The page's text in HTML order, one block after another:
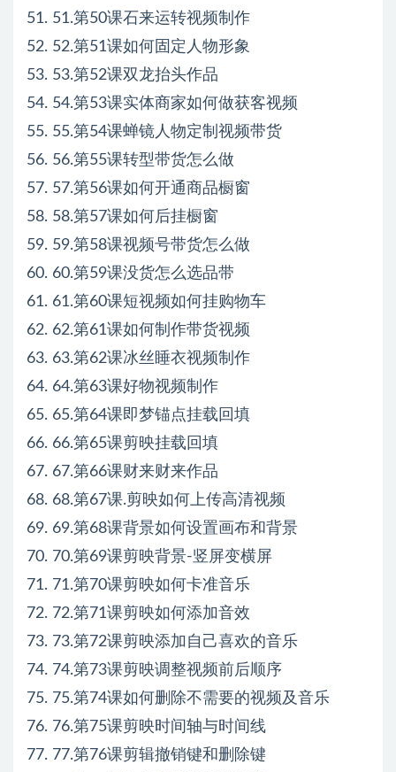
51. 51.第50课石来运转视频制作
52. 52.第51课如何固定人物形象
53. 53.第52课双龙抬头作品
54. 54.第53课实体商家如何做获客视频
55. 55.第54课蝉镜人物定制视频带货
56. 56.第55课转型带货怎么做
57. 57.第56课如何开通商品橱窗
58. 58.第57课如何后挂橱窗
59. 59.第58课视频号带货怎么做
60. 60.第59课没货怎么选品带
61. 61.第60课短视频如何挂购物车
62. 62.第61课如何制作带货视频
63. 63.第62课冰丝睡衣视频制作
64. 64.第63课好物视频制作
65. 65.第64课即梦锚点挂载回填
66. 66.第65课剪映挂载回填
67. 67.第66课财来财来作品
68. 68.第67课.剪映如何上传高清视频
69. 69.第68课背景如何设置画布和背景
70. 70.第69课剪映背景-竖屏变横屏
71. 71.第70课剪映如何卡准音乐
72. 72.第71课剪映如何添加音效
73. 73.第72课剪映添加自己喜欢的音乐
74. 74.第73课剪映调整视频前后顺序
75. 75.第74课如何删除不需要的视频及音乐
76. 76.第75课剪映时间轴与时间线
77. 77.第76课剪辑撤销键和删除键